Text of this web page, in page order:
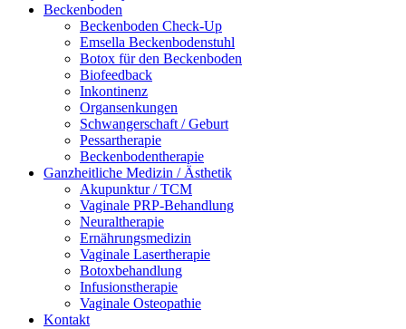
Beckenboden
Beckenboden Check-Up
Emsella Beckenbodenstuhl
Botox für den Beckenboden
Biofeedback
Inkontinenz
Organsenkungen
Schwangerschaft / Geburt
Pessartherapie
Beckenbodentherapie
Ganzheitliche Medizin / Ästhetik
Akupunktur / TCM
Vaginale PRP-Behandlung
Neuraltherapie
Ernährungsmedizin
Vaginale Lasertherapie
Botoxbehandlung
Infusionstherapie
Vaginale Osteopathie
Kontakt